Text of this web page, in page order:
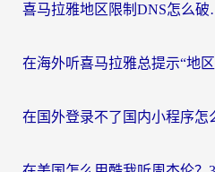
喜马拉雅地区